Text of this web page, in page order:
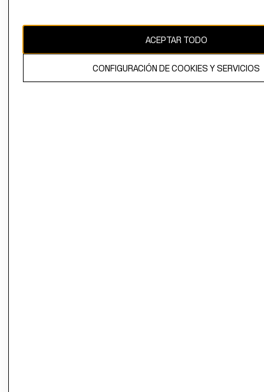
Uruguay ($U)
ACEPTAR TODO
CONFIGURACIÓN DE COOKIES Y SERVICIOS